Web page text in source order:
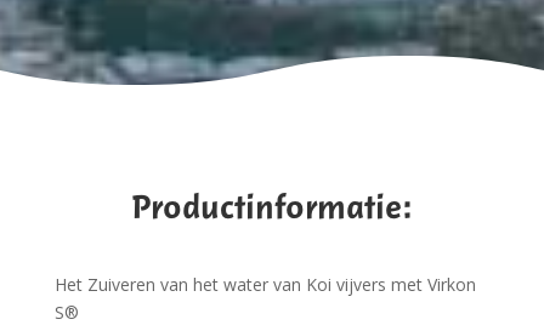
Productinformatie:
Het Zuiveren van het water van Koi vijvers met Virkon
S®